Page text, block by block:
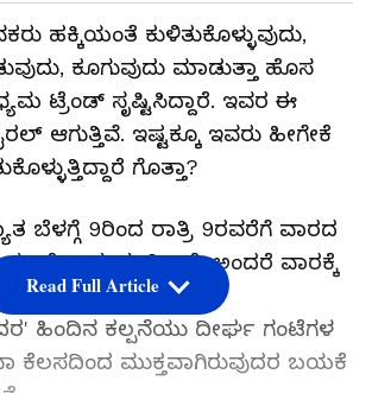
ಹಕ್ಕಿಯಂತೆ ಕುಳಿತುಕೊಳ್ಳುವುದು,
ಕೂಗುವುದು ಮಾಡುತ್ತಾ ಹೊಸ
ಟ್ರೆಂಡ್ ಸೃಷ್ಟಿಸಿದ್ದಾರೆ. ಇವರ ಈ
ಆಗುತ್ತಿವೆ. ಇಷ್ಟಕ್ಕೂ ಇವರು ಹೀಗೇಕೆ
ಗೊತ್ತಾ?
ಬೆಳಗ್ಗೆ 9ರಿಂದ ರಾತ್ರಿ 9ರವರೆಗೆ ವಾರದ
ಸಂಸ್ಕೃತಿ ಇದೆ. ಅಂದರೆ ವಾರಕ್ಕೆ
ಕೆಲಸ ಮಾಡಬೇಕು. ಈ
ಹಿಂದಿನ ಕಲ್ಪನೆಯು ದೀರ್ಘ ಗಂಟೆಗಳ
ಮುಕ್ತವಾಗಿರುವುದರ ಬಯಕೆ
Read Full Article